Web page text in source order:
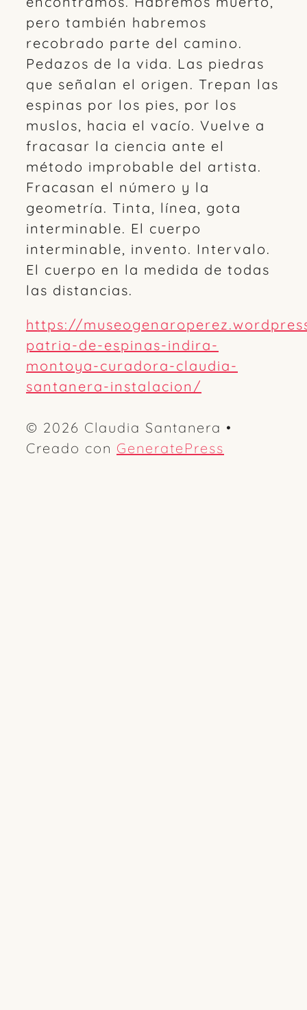
pero también habremos
recobrado parte del camino.
Pedazos de la vida. Las piedras
que señalan el origen. Trepan las
espinas por los pies, por los
muslos, hacia el vacío. Vuelve a
fracasar la ciencia ante el
método improbable del artista.
Fracasan el número y la
geometría. Tinta, línea, gota
interminable. El cuerpo
interminable, invento. Intervalo.
El cuerpo en la medida de todas
las distancias.
https://
patria-de-espinas-indira-
montoya-curadora-claudia-
santanera-instalacion/
© 2026 Claudia Santanera •
Creado con GeneratePress